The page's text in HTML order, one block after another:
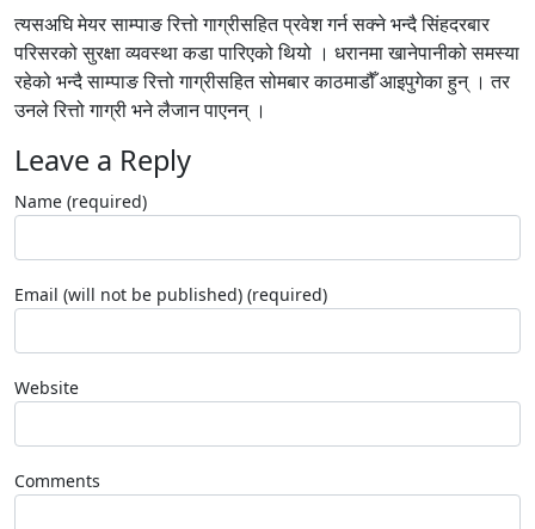
त्यसअघि मेयर साम्पाङ रित्तो गाग्रीसहित प्रवेश गर्न सक्ने भन्दै सिंहदरबार
परिसरको सुरक्षा व्यवस्था कडा पारिएको थियो । धरानमा खानेपानीको समस्या
रहेको भन्दै साम्पाङ रित्तो गाग्रीसहित सोमबार काठमाडौँ आइपुगेका हुन् । तर
उनले रित्तो गाग्री भने लैजान पाएनन् ।
Leave a Reply
Name (required)
Email (will not be published) (required)
Website
Comments